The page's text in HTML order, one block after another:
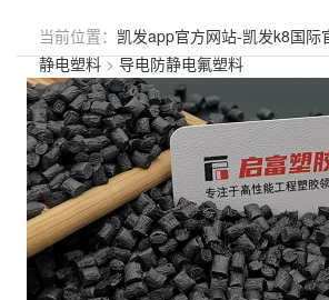
当前位置： 凯发app官方网站-凯发k8国际
静电塑料>导电防静电氟塑料